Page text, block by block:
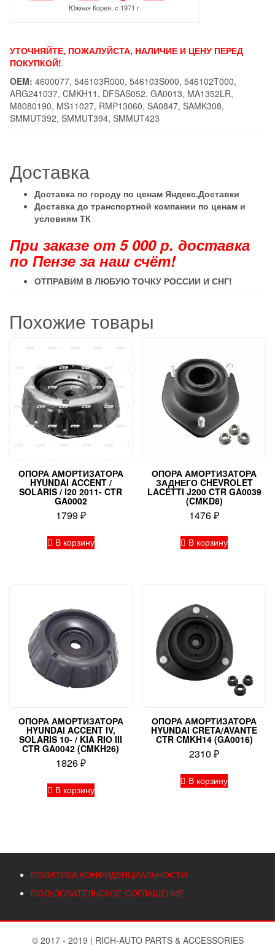
Южная Корея, с 1971 г.
УТОЧНЯЙТЕ, ПОЖАЛУЙСТА, НАЛИЧИЕ И ЦЕНУ ПЕРЕД
ПОКУПКОЙ!
OEM: 4600077, 546103R000, 546103S000, 546102T000,
ARG241037, CMKH11, DFSAS052, GA0013, MA1352LR,
M8080190, MS11027, RMP13060, SA0847, SAMK308,
SMMUT392, SMMUT394, SMMUT423
Доставка
Доставка по городу по ценам Яндекс.Доставки
Доставка до транспортной компании по ценам и
условиям ТК
При заказе от 5 000 р. доставка
по Пензе за наш счёт!
ОТПРАВИМ В ЛЮБУЮ ТОЧКУ РОССИИ И СНГ!
Похожие товары
ОПОРА АМОРТИЗАТОРА
HYUNDAI ACCENT /
SOLARIS / I20 2011- CTR
GA0002
1799₽
В корзину
ОПОРА АМОРТИЗАТОРА
ЗАДНЕГО CHEVROLET
LACETTI J200 CTR GA0039
(CMKD8)
1476₽
В корзину
ОПОРА АМОРТИЗАТОРА
HYUNDAI ACCENT IV,
SOLARIS 10- / KIA RIO III
CTR GA0042 (CMKH26)
1826₽
В корзину
ОПОРА АМОРТИЗАТОРА
HYUNDAI CRETA/AVANTE
CTR CMKH14 (GA0016)
2310₽
В корзину
ПОЛИТИКА КОНФИДЕНЦИАЛЬНОСТИ
ПОЛЬЗОВАТЕЛЬСКОЕ СОГЛАШЕНИЕ
© 2017 - 2019 | RICH-AUTO PARTS & ACCESSORIES